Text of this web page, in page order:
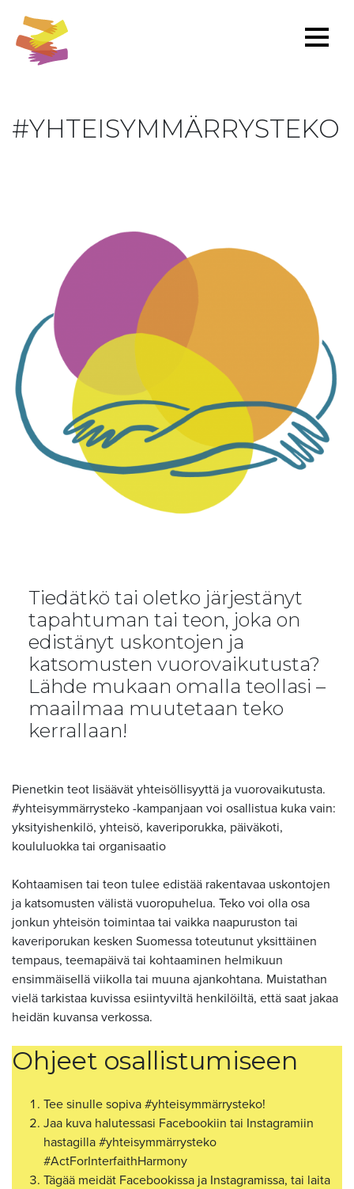
#YHTEISYMMÄRRYSTEKO
Tiedätkö tai oletko järjestänyt
tapahtuman tai teon, joka on
edistänyt uskontojen ja
katsomusten vuorovaikutusta?
Lähde mukaan omalla teollasi –
maailmaa muutetaan teko
kerrallaan!
Pienetkin teot lisäävät yhteisöllisyyttä ja vuorovaikutusta.
#yhteisymmärrysteko -kampanjaan voi osallistua kuka vain:
yksityishenkilö, yhteisö, kaveriporukka, päiväkoti,
koululuokka tai organisaatio
Kohtaamisen tai teon tulee edistää rakentavaa uskontojen
ja katsomusten välistä vuoropuhelua. Teko voi olla osa
jonkun yhteisön toimintaa tai vaikka naapuruston tai
kaveriporukan kesken Suomessa toteutunut yksittäinen
tempaus, teemapäivä tai kohtaaminen helmikuun
ensimmäisellä viikolla tai muuna ajankohtana. Muistathan
vielä tarkistaa kuvissa esiintyviltä henkilöiltä, että saat jakaa
heidän kuvansa verkossa.
Ohjeet osallistumiseen
Tee sinulle sopiva #yhteisymmärrysteko!
Jaa kuva halutessasi Facebookiin tai Instagramiin
hastagilla #yhteisymmärrysteko
#ActForInterfaithHarmony
Tägää meidät Facebookissa ja Instagramissa, tai laita